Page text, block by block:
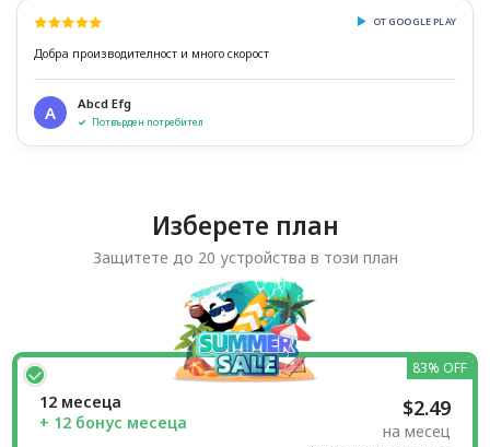
ОТ GOOGLE PLAY
Добра производителност и много скорост
A Abcd Efg
Потвърден потребител
Изберете план
Защитете до 20 устройства в този план
12 месеца
+ 12 бонус месеца
$2.49
на месец
83% OFF